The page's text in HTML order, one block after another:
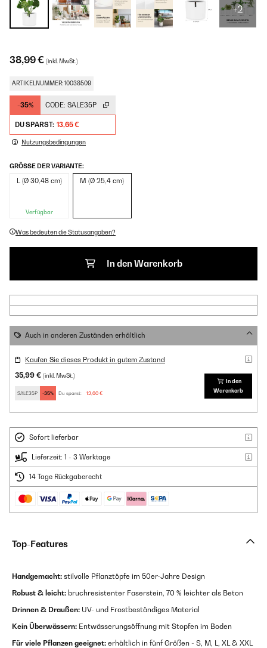
+2
38,99 € (inkl. MwSt.)
ARTIKELNUMMER: 10038509
-35% CODE: SALE35P
DU SPARST: 13,65 €
Nutzungsbedingungen
GRÖSSE DER VARIANTE:
L (Ø 30,48 cm)
Verfügbar
M (Ø 25,4 cm)
Was bedeuten die Statusangaben?
In den Warenkorb
Auch in anderen Zuständen erhältlich
Kaufen Sie dieses Produkt in gutem Zustand
35,99 € (inkl. MwSt.)
SALE35P -35% Du sparst: 12,60 €
In den
Warenkorb
Sofort lieferbar
Lieferzeit: 1 - 3 Werktage
14 Tage Rückgaberecht
Top-Features
Handgemacht: stilvolle Pflanztöpfe im 50er-Jahre Design
Robust & leicht: bruchresistenter Faserstein, 70 % leichter als Beton
Drinnen & Draußen: UV- und Frostbeständiges Material
Kein Überwässern: Entwässerungsöffnung mit Stopfen im Boden
Für viele Pflanzen geeignet: erhältlich in fünf Größen - S, M, L, XL & XXL